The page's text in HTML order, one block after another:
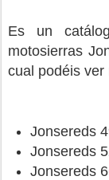
Es un
motosierras
cual podéis ver
Jonsereds
Jonsereds
Jonsereds